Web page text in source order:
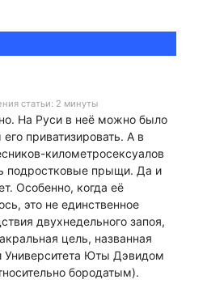
статьи: 2 минуты
На Руси в неё можно было
приватизировать. А в
километросексуалов
подростковые прыщи. Да и
Особенно, когда её
это не единственное
двухнедельного запоя,
цель, названная
Университета Юты Дэвидом
бородатым).